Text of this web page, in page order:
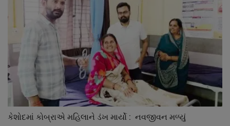
કેશોદમાં કોબ્રાએ મહિલાને ડંખ માર્યો : નવજીવન મળ્યું